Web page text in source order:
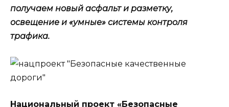
получаем новый асфальт и разметку,
освещение и «умные» системы контроля
трафика.
Национальный проект «Безопасные